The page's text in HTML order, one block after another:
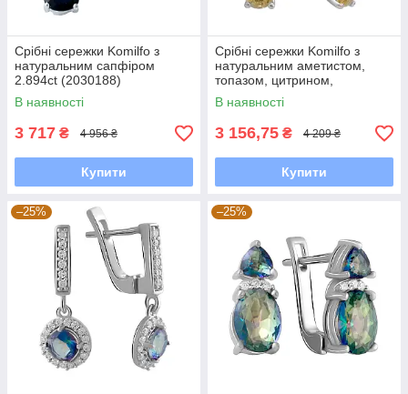
Срібні сережки Komilfo з
натуральним сапфіром
2.894ct (2030188)
В наявності
3 717 ₴ 4 956 ₴
Купити
Срібні сережки Komilfo з
натуральним аметистом,
топазом, цитрином,
хризолітом (2183471)
В наявності
3 156,75 ₴ 4 209 ₴
Купити
–25% –25%